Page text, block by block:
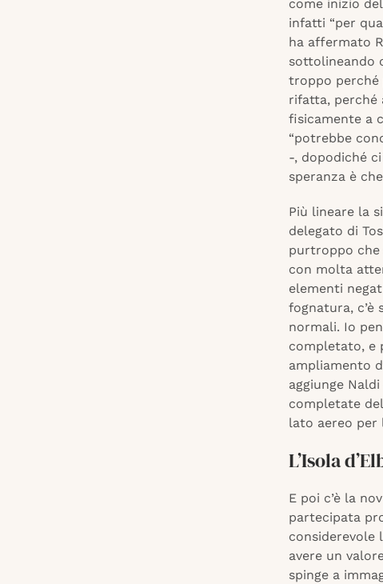
come inizio
infatti “per
ha affermato
sottolineando
troppo perché
rifatta, perché
fisicamente a
“potrebbe
-, dopodiché
speranza è
Più lineare la
delegato di
purtroppo che
con molta
elementi
fognatura,
normali. Io
completato, e
ampliamento
aggiunge
completate
lato aereo per
L’Isola
E poi c’è la
partecipata
considerevole
avere un
spinge a